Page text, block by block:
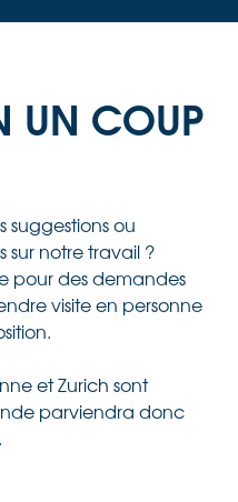
UN COUP
suggestions ou
sur notre travail ?
pour des demandes
visite en personne
et Zurich sont
parviendra donc